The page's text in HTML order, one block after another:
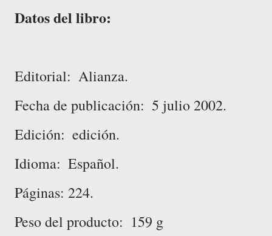
Datos del libro:
Editorial: ‎ Alianza.
Fecha de publicación: ‎ 5 julio 2002.
Edición: ‎ edición.
Idioma: ‎ Español.
Páginas: 224.
Peso del producto: ‎ 159 g